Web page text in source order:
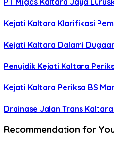
PT Migas Kaltara Jaya
‎Kejati Kaltara Klarifikasi
Kejati Kaltara Dalami
Penyidik Kejati Kaltara
Kejati Kaltara Periksa BS
Drainase Jalan Trans
Recommendation for